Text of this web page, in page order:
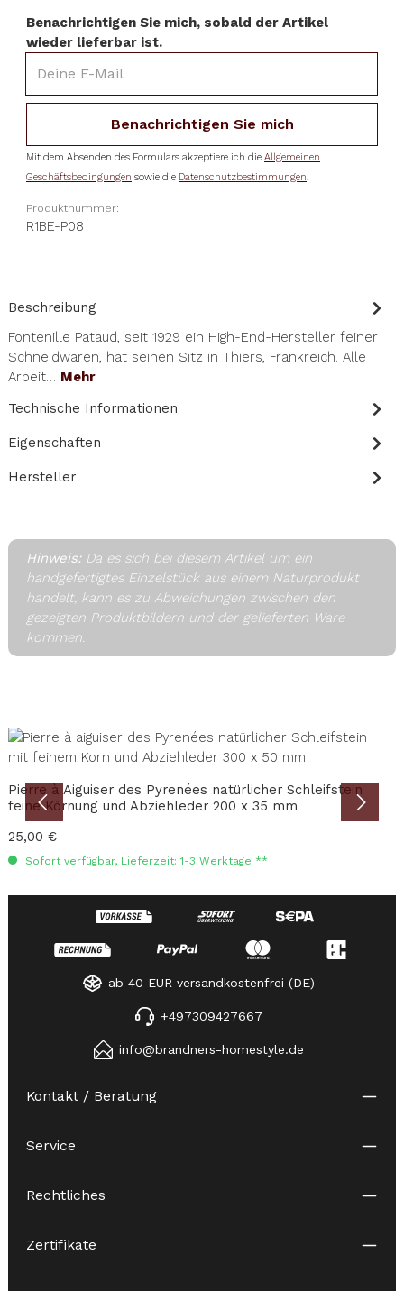
Benachrichtigen Sie mich, sobald der Artikel
wieder lieferbar ist.
Benachrichtigen Sie mich
Mit dem Absenden des Formulars akzeptiere ich die Allgemeinen
Geschäftsbedingungen sowie die Datenschutzbestimmungen.
Produktnummer:
R1BE-P08
Beschreibung
Fontenille Pataud, seit 1929 ein High-End-Hersteller feiner
Schneidwaren, hat seinen Sitz in Thiers, Frankreich. Alle
Arbeit… Mehr
Technische Informationen
Eigenschaften
Hersteller
Hinweis: Da es sich bei diesem Artikel um ein
handgefertigtes Einzelstück aus einem Naturprodukt
handelt, kann es zu Abweichungen zwischen den
gezeigten Produktbildern und der gelieferten Ware
kommen.
Produktgalerie überspringen
Pierre à Aiguiser des Pyrenées natürlicher Schleifstein
feine Körnung und Abziehleder 200 x 35 mm
Regulärer Preis:
25,00 €
Sofort verfügbar, Lieferzeit: 1-3 Werktage **
ab 40 EUR versandkostenfrei (DE)
+497309427667
info@brandners-homestyle.de
Kontakt / Beratung
Service
Rechtliches
Zertifikate